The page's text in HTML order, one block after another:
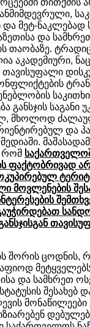
და მეტ-ნაკლებად
და
თაობაზე.
აკადემიური,
თავისუფალი
განსჯის საგანი
მხოლოდ
და
რომ
ფაქტობრივად
მოვლენების
შორის ცოდნის,
და სამხრეთ
შესახებ